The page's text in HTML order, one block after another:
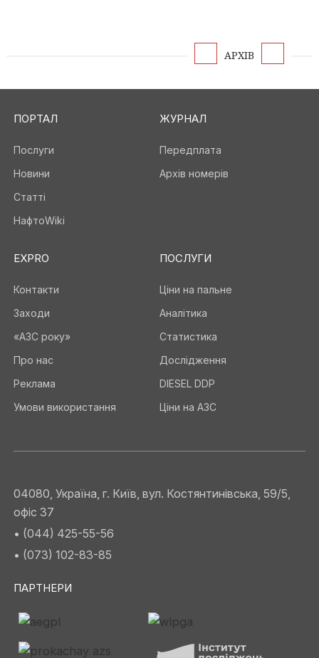
АРХІВ
ПОРТАЛ
Послуги
Новини
Статті
НафтоWiki
ЖУРНАЛ
Передплата
Архів номерів
EXPRO
Контакти
Заходи
«АЗС року»
Про нас
Реклама
Умови використання
ПОСЛУГИ
Ціни на пальне
Аналітика
Статистика
Дослідження
DIESEL DDP
Ціни на АЗС
04080, Україна, г. Київ, вул. Костянтинівська, 59/5,
офіс 37
• (044) 425-55-56
• (073) 102-83-85
ПАРТНЕРИ